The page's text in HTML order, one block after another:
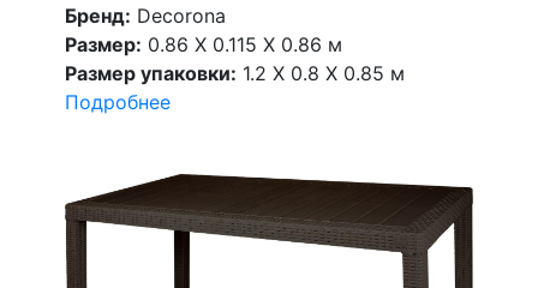
Бренд: Decorona
Размер: 0.86 X 0.115 X 0.86 м
Размер упаковки: 1.2 X 0.8 X 0.85 м
Подробнее